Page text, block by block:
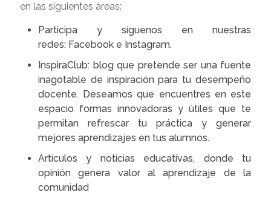
en las siguientes áreas:
Participa y síguenos en nuestras
redes: Facebook e Instagram.
InspiraClub: blog que pretende ser una fuente
inagotable de inspiración para tu desempeño
docente. Deseamos que encuentres en este
espacio formas innovadoras y útiles que te
permitan refrescar tu práctica y generar
mejores aprendizajes en tus alumnos.
Artículos y noticias educativas, donde tu
opinión genera valor al aprendizaje de la
comunidad